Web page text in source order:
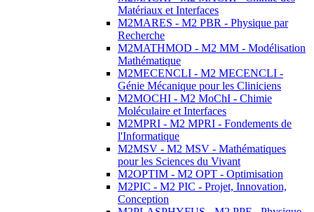
Matériaux et Interfaces
M2MARES - M2 PBR - Physique par
Recherche
M2MATHMOD - M2 MM - Modélisation
Mathématique
M2MECENCLI - M2 MECENCLI -
Génie Mécanique pour les Cliniciens
M2MOCHI - M2 MoChI - Chimie
Moléculaire et Interfaces
M2MPRI - M2 MPRI - Fondements de
l'Informatique
M2MSV - M2 MSV - Mathématiques
pour les Sciences du Vivant
M2OPTIM - M2 OPT - Optimisation
M2PIC - M2 PIC - Projet, Innovation,
Conception